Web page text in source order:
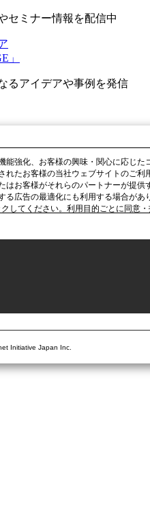
セミナー情報を配信中
」
るアイデアや事例を発信
能強化、お客様の興味・関心に応じ
れたお客様の当社ウェブサイトのご
はお客様がそれらのパートナーが提
る広告の最適化にも利用する場合が
してください。利用目的ごとに同意
Initiative Japan Inc.